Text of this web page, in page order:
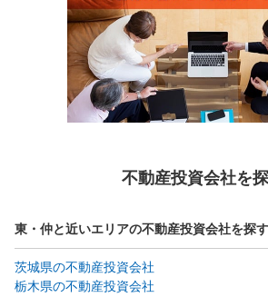
不動産投資会社を
東・仲と近いエリアの不動産投資会社を探す
茨城県の不動産投資会社
栃木県の不動産投資会社